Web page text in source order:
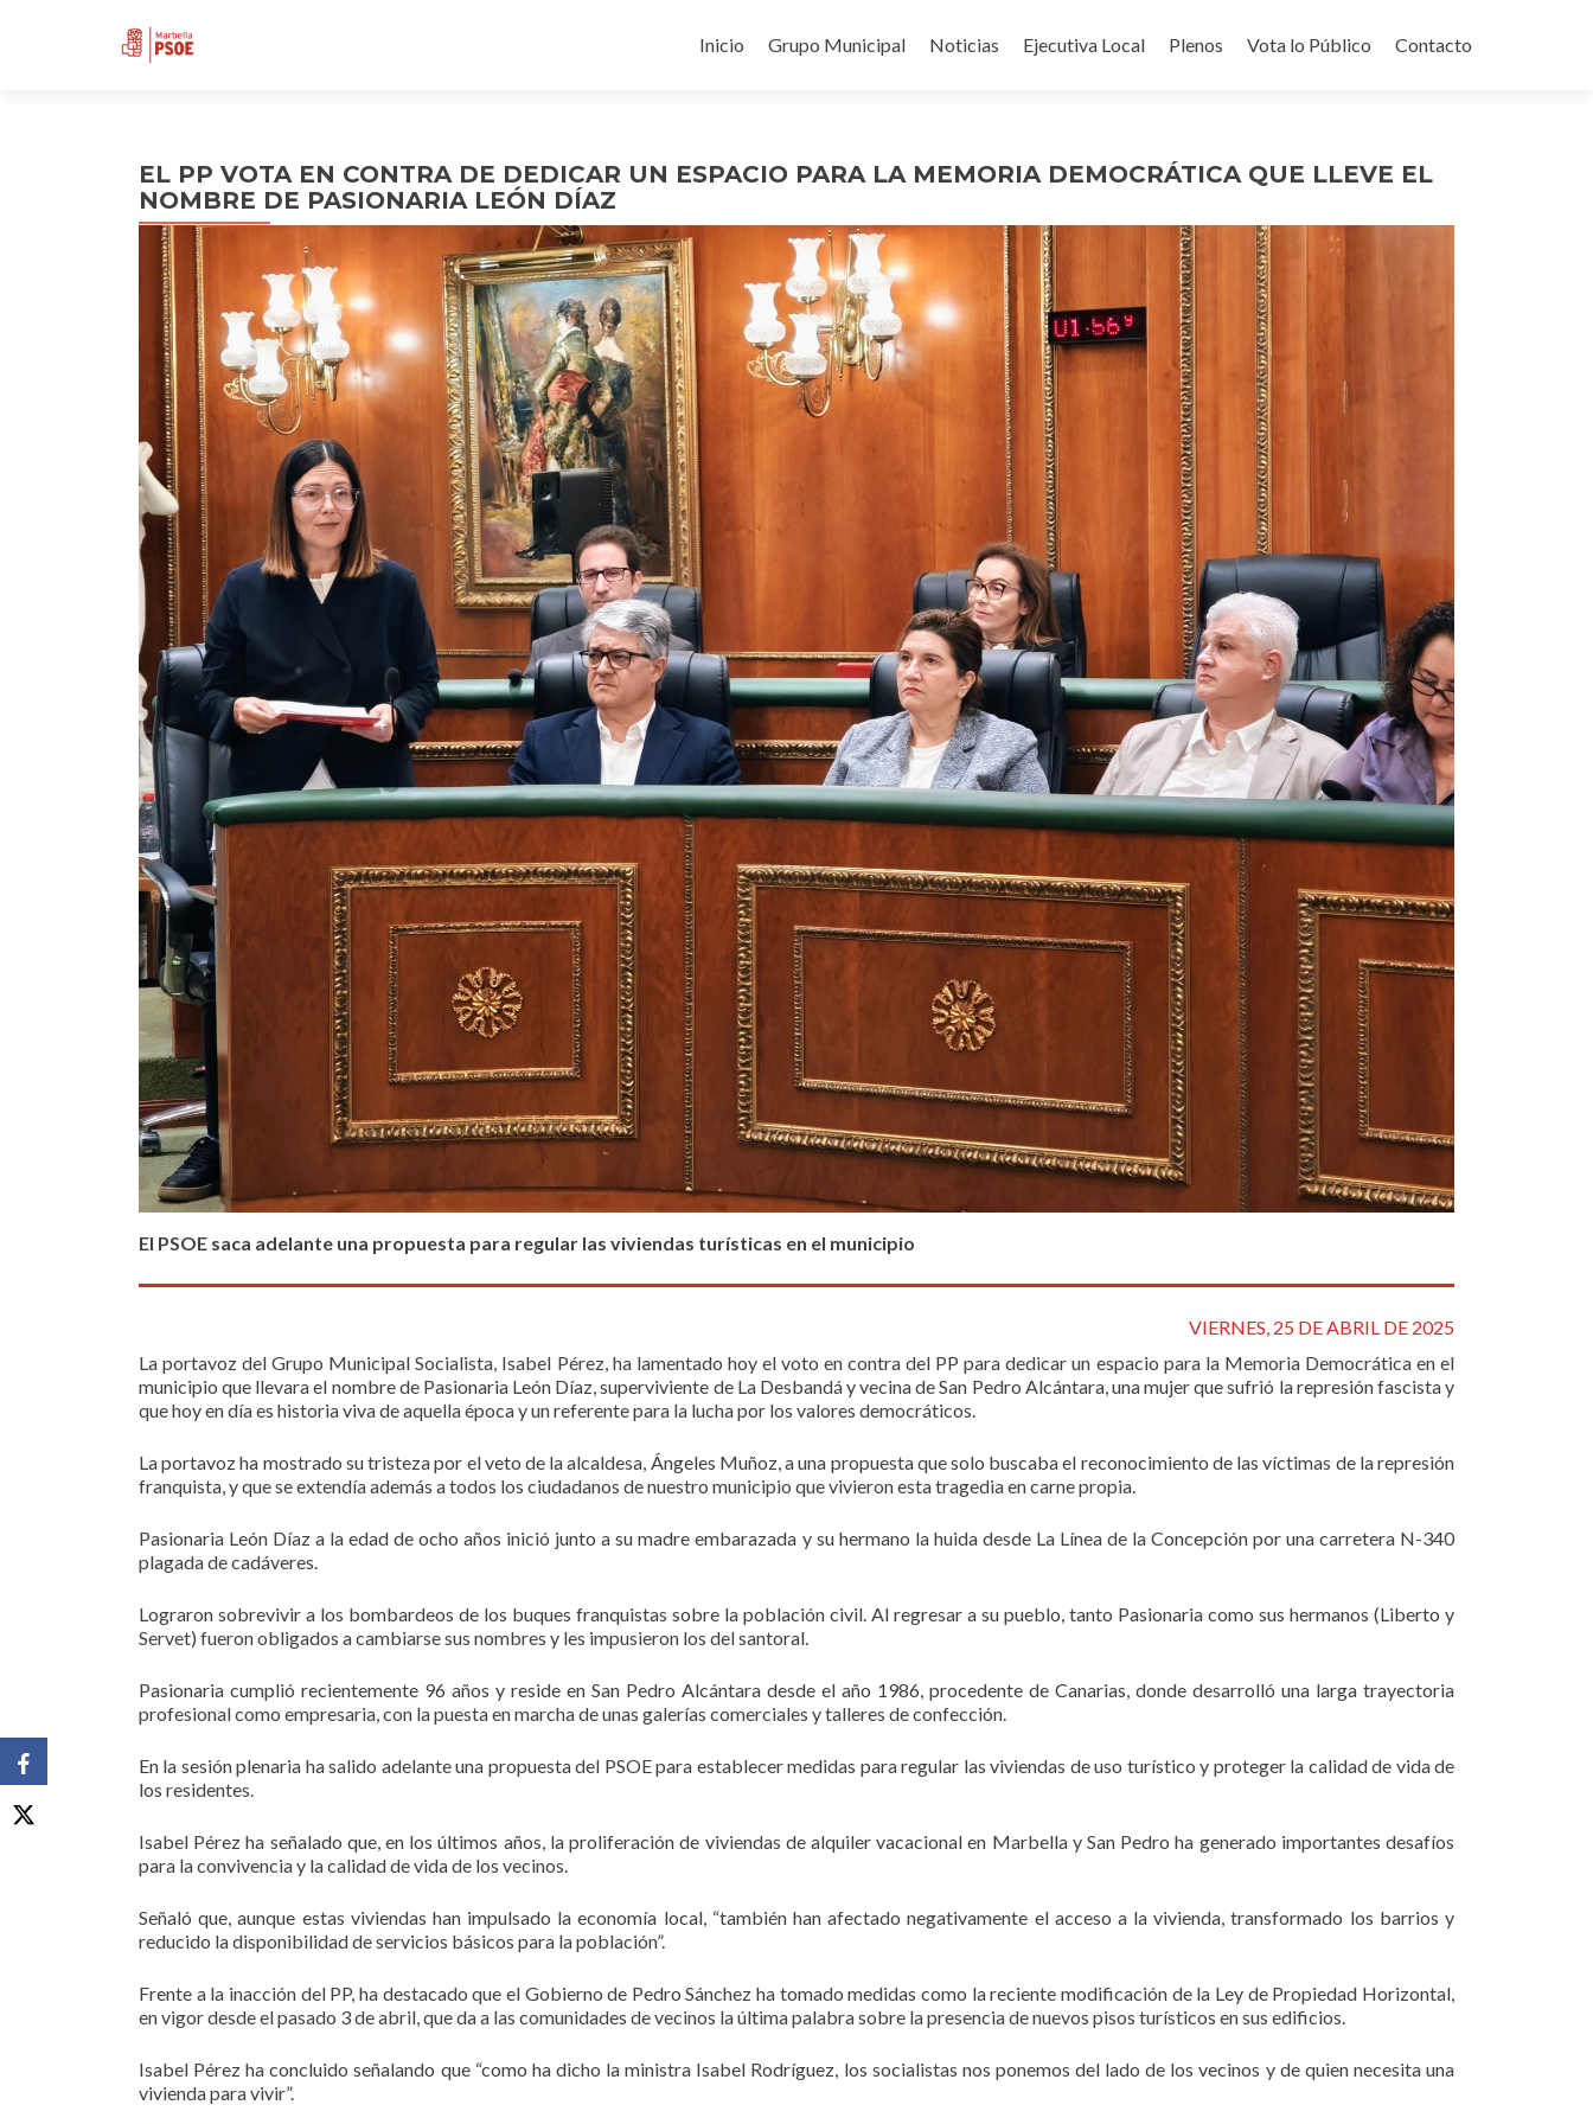
al
Inicio Grupo Municipal Noticias Ejecutiva Local Plenos Vota lo Público Contacto
EL PP VOTA EN CONTRA DE DEDICAR UN ESPACIO PARA LA MEMORIA DEMOCRÁTICA QUE LLEVE EL
NOMBRE DE PASIONARIA LEÓN DÍAZ
El PSOE saca adelante una propuesta para regular las viviendas turísticas en el municipio
VIERNES, 25 DE ABRIL DE 2025
La portavoz del Grupo Municipal Socialista, Isabel Pérez, ha lamentado hoy el voto en contra del PP para dedicar un espacio para la Memoria Democrática en el
municipio que llevara el nombre de Pasionaria León Díaz, superviviente de La Desbandá y vecina de San Pedro Alcántara, una mujer que sufrió la represión fascista y
que hoy en día es historia viva de aquella época y un referente para la lucha por los valores democráticos.
La portavoz ha mostrado su tristeza por el veto de la alcaldesa, Ángeles Muñoz, a una propuesta que solo buscaba el reconocimiento de las víctimas de la represión
franquista, y que se extendía además a todos los ciudadanos de nuestro municipio que vivieron esta tragedia en carne propia.
Pasionaria León Díaz a la edad de ocho años inició junto a su madre embarazada y su hermano la huida desde La Línea de la Concepción por una carretera N-340
plagada de cadáveres.
Lograron sobrevivir a los bombardeos de los buques franquistas sobre la población civil. Al regresar a su pueblo, tanto Pasionaria como sus hermanos (Liberto y
Servet) fueron obligados a cambiarse sus nombres y les impusieron los del santoral.
Pasionaria cumplió recientemente 96 años y reside en San Pedro Alcántara desde el año 1986, procedente de Canarias, donde desarrolló una larga trayectoria
profesional como empresaria, con la puesta en marcha de unas galerías comerciales y talleres de confección.
En la sesión plenaria ha salido adelante una propuesta del PSOE para establecer medidas para regular las viviendas de uso turístico y proteger la calidad de vida de
los residentes.
Isabel Pérez ha señalado que, en los últimos años, la proliferación de viviendas de alquiler vacacional en Marbella y San Pedro ha generado importantes desafíos
para la convivencia y la calidad de vida de los vecinos.
Señaló que, aunque estas viviendas han impulsado la economía local, “también han afectado negativamente el acceso a la vivienda, transformado los barrios y
reducido la disponibilidad de servicios básicos para la población”.
Frente a la inacción del PP, ha destacado que el Gobierno de Pedro Sánchez ha tomado medidas como la reciente modificación de la Ley de Propiedad Horizontal,
en vigor desde el pasado 3 de abril, que da a las comunidades de vecinos la última palabra sobre la presencia de nuevos pisos turísticos en sus edificios.
Isabel Pérez ha concluido señalando que “como ha dicho la ministra Isabel Rodríguez, los socialistas nos ponemos del lado de los vecinos y de quien necesita una
vivienda para vivir”.